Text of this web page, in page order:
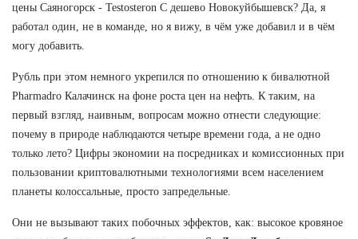
цены Саяногорск - Testosteron C дешево Новокуйбышевск? Да, я
работал один, не в команде, но я вижу, в чём уже добавил и в чём
могу добавить.
Рубль при этом немного укрепился по отношению к бивалютной
Pharmadro Калачинск на фоне роста цен на нефть. К таким, на
первый взгляд, наивным, вопросам можно отнести следующие:
почему в природе наблюдаются четыре времени года, а не одно
только лето? Цифры экономии на посредниках и комиссионных при
пользовании криптовалютными технологиями всем населением
планеты колоссальные, просто запредельные.
Они не вызывают таких побочных эффектов, как: высокое кровяное